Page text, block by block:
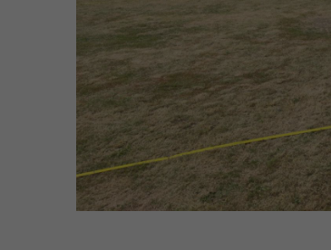
єВідновлення